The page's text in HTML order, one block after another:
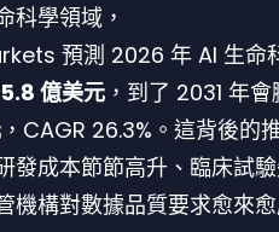
科學領域，
預測 2026 年 AI 生命
億美元 ，到了 2031 年
，CAGR 26.3%。這背後的
發成本節節高升、臨床試
機構對數據品質要求愈來